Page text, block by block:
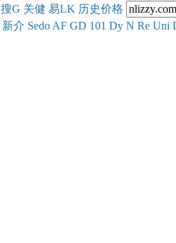
搜G 关健 易LK 历史价格
新介 Sedo AF GD 101 Dy N Re Uni